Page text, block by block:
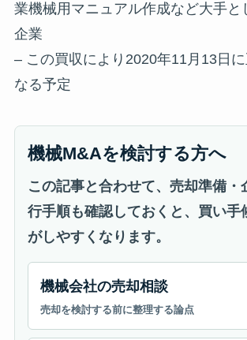
業機械用マニュアル作成など大手と
企業
– この買収により2020年11月13日
なる予定
機械M&Aを検討する方へ
この記事と合わせて、売却準備・
行手順も確認しておくと、買い手
がしやすくなります。
機械会社の売却相談
売却を検討する前に整理する論点